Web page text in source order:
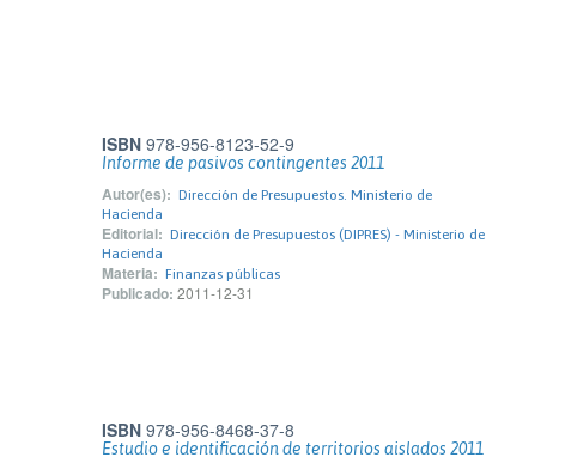
ISBN 978-956-8123-52-9
Informe de pasivos contingentes 2011
Autor(es): Dirección de Presupuestos. Ministerio de
Hacienda
Editorial: Dirección de Presupuestos (DIPRES) - Ministerio de
Hacienda
Materia: Finanzas públicas
Publicado: 2011-12-31
ISBN 978-956-8468-37-8
Estudio e identificación de territorios aislados 2011